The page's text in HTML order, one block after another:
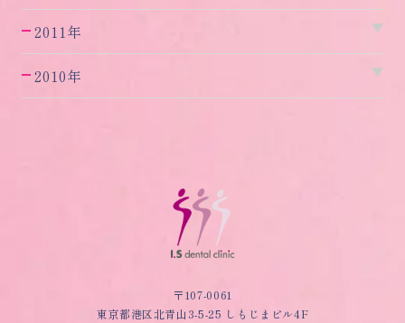
2011年
2010年
〒107-0061
東京都港区北青山3-5-25 しもじまビル4F